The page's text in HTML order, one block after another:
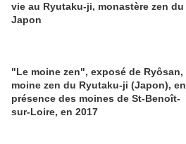
vie au Ryutaku-ji, monastère zen du
Japon
"Le moine zen", exposé de Ryôsan,
moine zen du Ryutaku-ji (Japon), en
présence des moines de St-Benoît-
sur-Loire, en 2017